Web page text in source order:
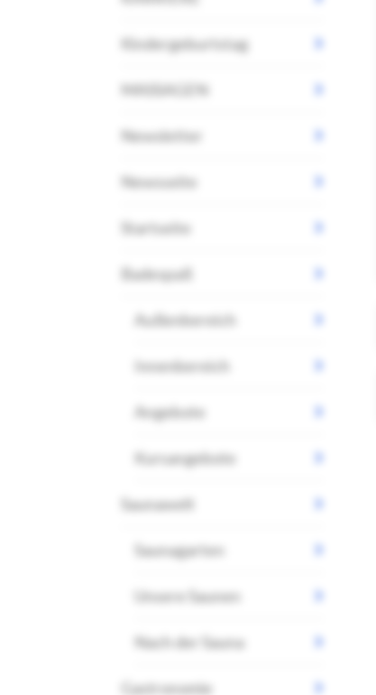
Kindergeburtstag
MASSAGEN
Newsletter
Newsseite
Startseite
Badespaß
Außenbereich
Innenbereich
Angebote
Kursangebote
Saunawelt
Saunagarten
Unsere Saunen
Nach der Sauna
Gastronomie